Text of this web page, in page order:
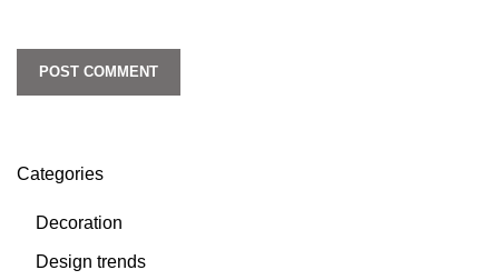
Categories
Decoration
Design trends